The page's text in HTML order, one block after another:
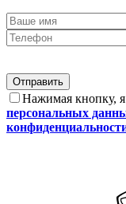
Нажимая кнопку, я
персональных